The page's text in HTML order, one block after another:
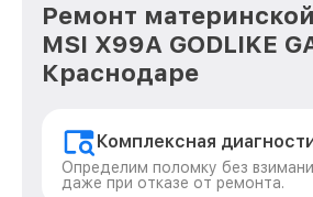
Ремонт
MSI X99A GODLIKE
Краснодаре
Комплексная
Определим поломку без
даже при отказе от ремонта.